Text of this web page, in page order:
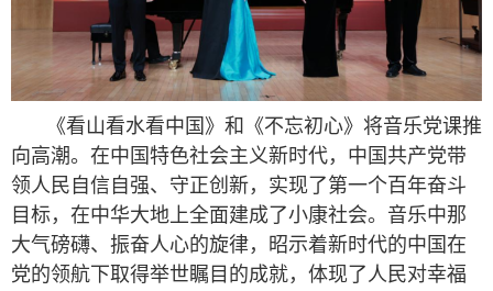
《看山看水看中国》和《不忘初心》将音乐党课推
向高潮。在中国特色社会主义新时代，中国共产党带
领人民自信自强、守正创新，实现了第一个百年奋斗
目标，在中华大地上全面建成了小康社会。音乐中那
大气磅礴、振奋人心的旋律，昭示着新时代的中国在
党的领航下取得举世瞩目的成就，体现了人民对幸福